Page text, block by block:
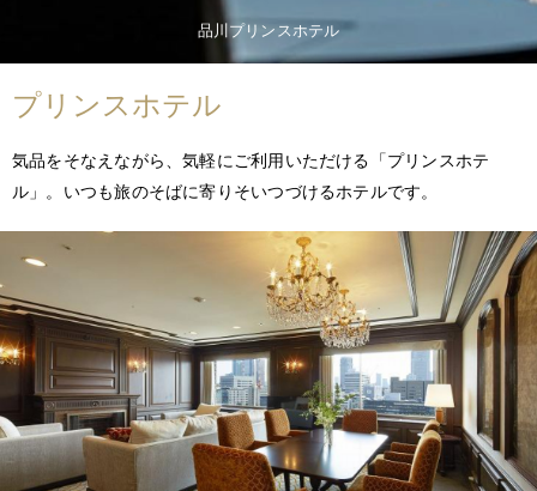
品川プリンスホテル
プリンスホテル
気品をそなえながら、気軽にご利用いただける「プリンスホテ
ル」。いつも旅のそばに寄りそいつづけるホテルです。